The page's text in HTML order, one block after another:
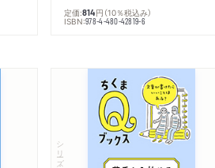
定価:814円 （10％税込み）
ISBN:978-4-480-42819-6
シリーズ・全集